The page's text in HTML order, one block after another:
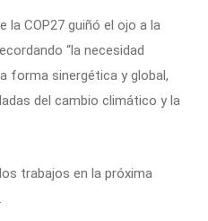
la COP27 guiñó el ojo a la
“la necesidad
forma sinergética y global,
del cambio climático y la
trabajos en la próxima